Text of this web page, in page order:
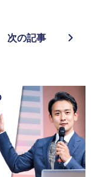
次の記事